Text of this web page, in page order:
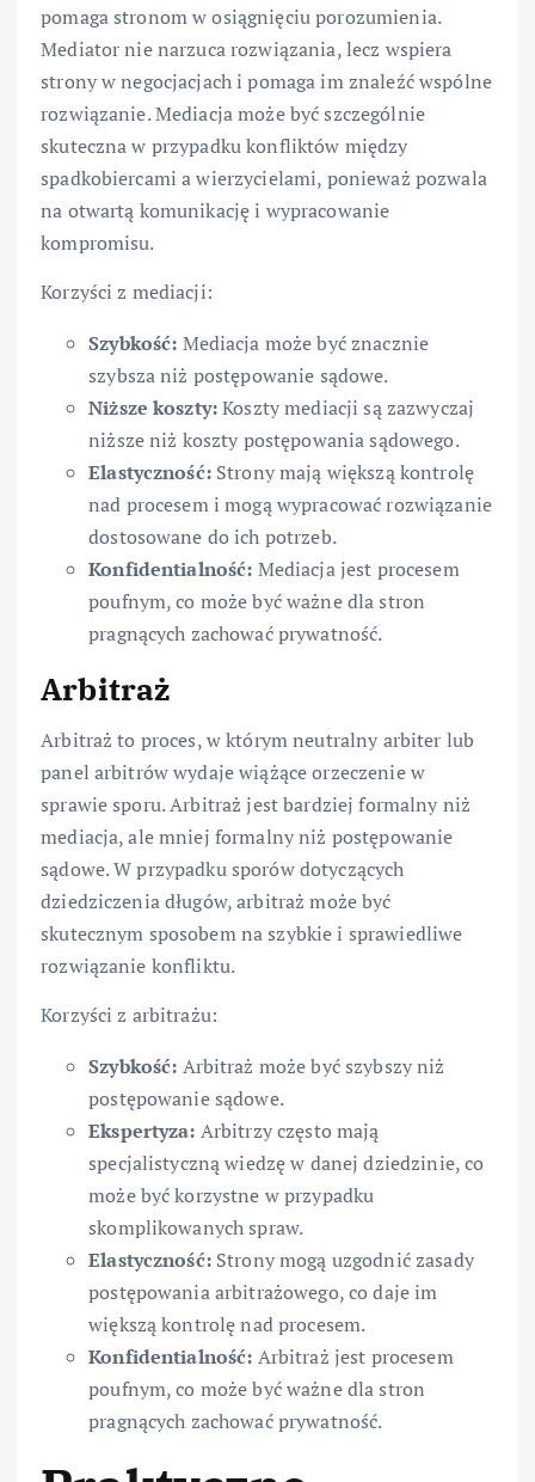
pomaga stronom w osiągnięciu porozumienia.
Mediator nie narzuca rozwiązania, lecz wspiera
strony w negocjacjach i pomaga im znaleźć wspólne
rozwiązanie. Mediacja może być szczególnie
skuteczna w przypadku konfliktów między
spadkobiercami a wierzycielami, ponieważ pozwala
na otwartą komunikację i wypracowanie
kompromisu.
Korzyści z mediacji:
Szybkość: Mediacja może być znacznie
szybsza niż postępowanie sądowe.
Niższe koszty:Koszty mediacji są zazwyczaj
niższe niż koszty postępowania sądowego.
Elastyczność:Strony mają większą kontrolę
nad procesem i mogą wypracować rozwiązanie
dostosowane do ich potrzeb.
Konfidentialność: Mediacja jest procesem
poufnym, co może być ważne dla stron
pragnących zachować prywatność.
Arbitraż
Arbitraż to proces, w którym neutralny arbiter lub
panel arbitrów wydaje wiążące orzeczenie w
sprawie sporu. Arbitraż jest bardziej formalny niż
mediacja, ale mniej formalny niż postępowanie
sądowe. W przypadku sporów dotyczących
dziedziczenia długów, arbitraż może być
skutecznym sposobem na szybkie i sprawiedliwe
rozwiązanie konfliktu.
Korzyści z arbitrażu:
Szybkość: Arbitraż może być szybszy niż
postępowanie sądowe.
Ekspertyza: Arbitrzy często mają
specjalistyczną wiedzę w danej dziedzinie, co
może być korzystne w przypadku
skomplikowanych spraw.
Elastyczność:Strony mogą uzgodnić zasady
postępowania arbitrażowego, co daje im
większą kontrolę nad procesem.
Konfidentialność: Arbitraż jest procesem
poufnym, co może być ważne dla stron
pragnących zachować prywatność.